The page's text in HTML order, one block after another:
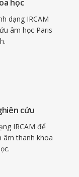
học
dạng IRCAM
âm học Paris
cứu
IRCAM để
âm thanh khoa